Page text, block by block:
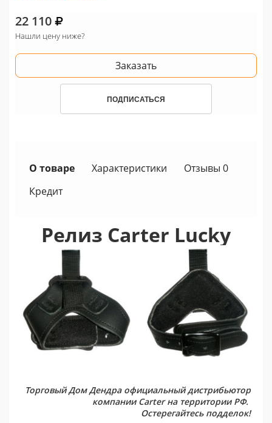
22 110
Нашли цену ниже?
Заказать
ПОДПИСАТЬСЯ
О товаре Характеристики
Отзывы 0
Кредит
Релиз Carter Lucky
Торговый Дом Дендра официальный дистрибьютор
компании Carter на территории РФ.
Остерегайтесь подделок!